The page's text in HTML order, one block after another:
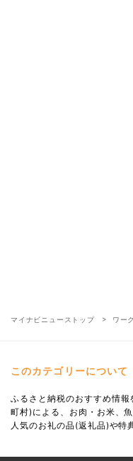
マイナビニューストップ ワー
このカテゴリーについて
ふるさと納税のおすすめ情
町村)による、お肉・お米、
人気のお礼の品(返礼品)や特